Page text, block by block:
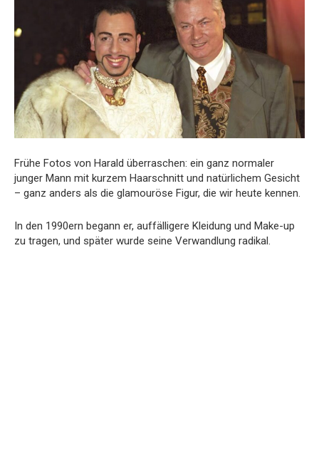
Frühe Fotos von Harald überraschen: ein ganz normaler
junger Mann mit kurzem Haarschnitt und natürlichem Gesicht
– ganz anders als die glamouröse Figur, die wir heute kennen.
In den 1990ern begann er, auffälligere Kleidung und Make-up
zu tragen, und später wurde seine Verwandlung radikal.